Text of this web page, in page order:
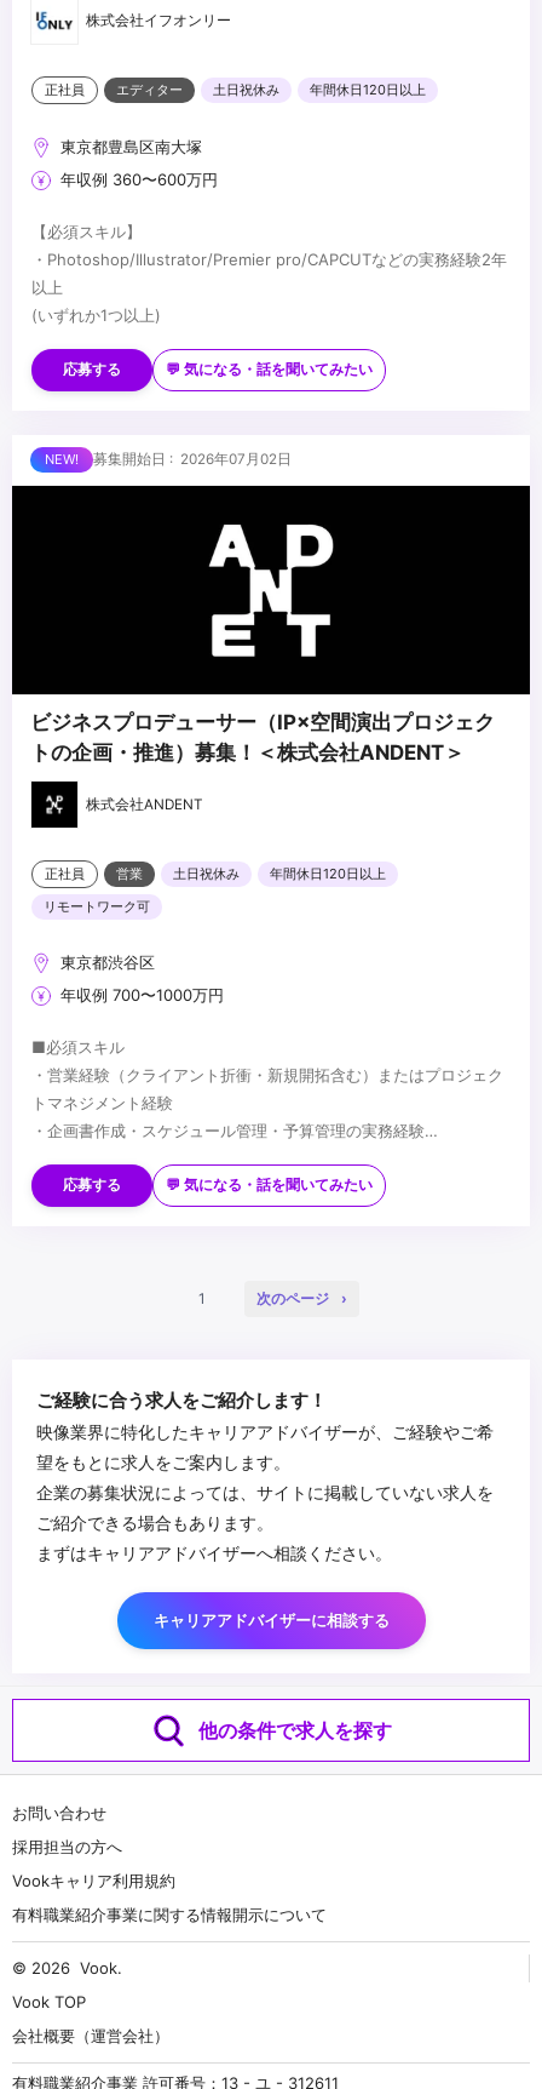
株式会社イフオンリー
正社員 エディター 土日祝休み 年間休日120日以上
東京都豊島区南大塚
年収例 360〜600万円
【必須スキル】
・Photoshop/Illustrator/Premier pro/CAPCUTなどの実務経験2年
以上
(いずれか1つ以上)
・SNS(Instagram/TikTok)を日常的に利用する方
・美容・コスメ分野への高い興味
・自分のデザインを通して世の中に商品を売る仕事をしたい方
・楽しく自分らしく働きたい方
・自主的に学び、創造的な発想で新しい挑戦を楽しめる
・チームで協働し、目標達成に向けて主体的に行動できる方
・撮影や動画編集の好きな方
...
応募する 💬 気になる・話を聞いてみたい
募集開始日 : 2026年07月02日
ビジネスプロデューサー（IP×空間演出プロジェク
トの企画・推進）募集！＜株式会社ANDENT＞
株式会社ANDENT
正社員 営業 土日祝休み
年間休日120日以上
リモートワーク可
東京都渋谷区
年収例 700〜1000万円
■必須スキル
・営業経験（クライアント折衝・新規開拓含む）またはプロジェク
トマネジメント経験
・企画書作成・スケジュール管理・予算管理の実務経験
・アニメ・エンタメ業界への興味・知見
・広告・エンタメ・空間演出・展示関連業界での経験
・複数のクライアント・プロジェクトを並行して推進した経験
・課題に気づき、自ら動いて解決できる方
・業界知見がない領域でも臆せず、「知らないからこう進める」と
動ける方
・タフネスを持って現場対応にも前向きに取り組める方
応募する 💬 気になる・話を聞いてみたい
1 次のページ
ご経験に合う求人をご紹介します！
映像業界に特化したキャリアアドバイザーが、ご経験やご希
望をもとに求人をご案内します。
企業の募集状況によっては、サイトに掲載していない求人を
ご紹介できる場合もあります。
まずはキャリアアドバイザーへ相談ください。
キャリアアドバイザーに相談する
他の条件で求人を探す
お問い合わせ
採用担当の方へ
Vookキャリア利用規約
有料職業紹介事業に関する情報開示について
© 2026 Vook.
Vook TOP
会社概要（運営会社）
有料職業紹介事業 許可番号：13 - ユ - 312611